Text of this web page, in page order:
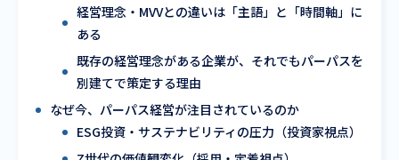
経営理念・MVVとの違いは「主語」と「時間軸」に
ある
既存の経営理念がある企業が、それでもパーパスを
別建てで策定する理由
なぜ今、パーパス経営が注目されているのか
ESG投資・サステナビリティの圧力（投資家視点）